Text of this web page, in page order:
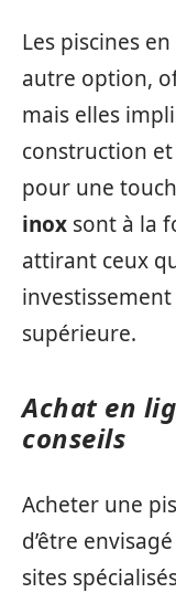
Les piscines
autre option,
mais elles
construction et
pour une
inox sont à la
attirant ceux
supérieure.
Achat en
conseils
Acheter une
d’être
sites